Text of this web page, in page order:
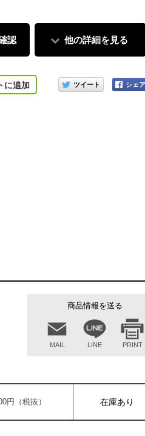
認 他の詳細を見る
に追加
このアイテムをシェアする
商品情報を送る
MAIL LINE PRINT
円（税抜） 在庫あり